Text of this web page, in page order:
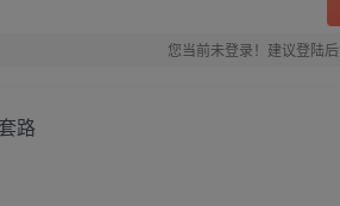
您当前未登录！建议登陆
路